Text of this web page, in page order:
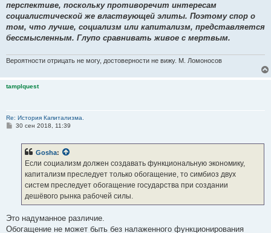
перспективе, поскольку противоречит интересам
социалистической же властвующей элиты. Поэтому спор о
том, что лучше, социализм или капитализм, представляется
бессмысленным. Глупо сравнивать живое с мертвым.
Вероятности отрицать не могу, достоверности не вижу. М. Ломоносов
tamplquest
Re: История Капитализма.
С30 сен 2018, 11:39
Gosha:
Если социализм должен создавать функциональную экономику,
капитализм преследует только обогащение, то симбиоз двух
систем преследует обогащение государства при создании
дешёвого рынка рабочей силы.
Это надуманное различие.
Обогащение не может быть без налаженного функционирования